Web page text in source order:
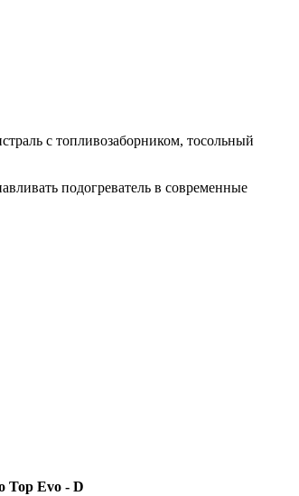
с топливозаборником, тосольный
подогреватель в современные
Top Evo - D